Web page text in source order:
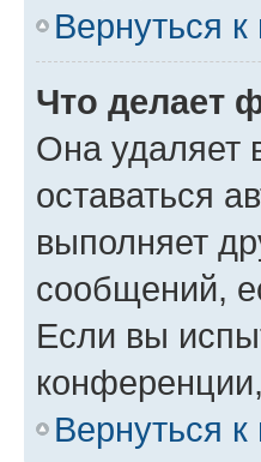
Вернуться к
Что делает
Она удаляет
оставаться
выполняет
сообщений,
Если вы
Вернуться к